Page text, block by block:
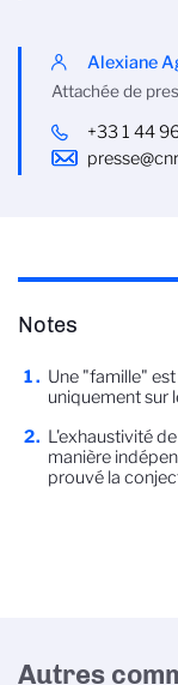
Alexiane
Attachée de
+33 1 44
Notes
Une "famille"
uniquement sur
L'exhaustivité
manière
prouvé la
Autres